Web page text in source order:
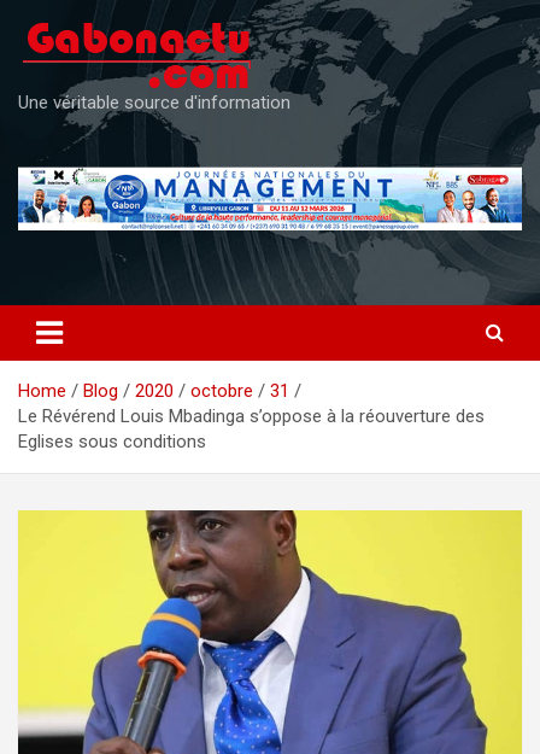
content
Une véritable source d'information
Home Blog 2020 octobre
31
Le Révérend Louis Mbadinga s’oppose à la réouverture des
Eglises sous conditions